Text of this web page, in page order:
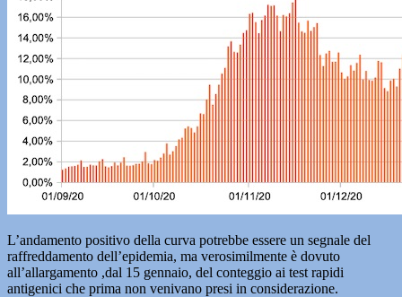
L’andamento positivo della curva potrebbe essere un segnale del
raffreddamento dell’epidemia, ma verosimilmente è dovuto
all’allargamento ,dal 15 gennaio, del conteggio ai test rapidi
antigenici che prima non venivano presi in considerazione.